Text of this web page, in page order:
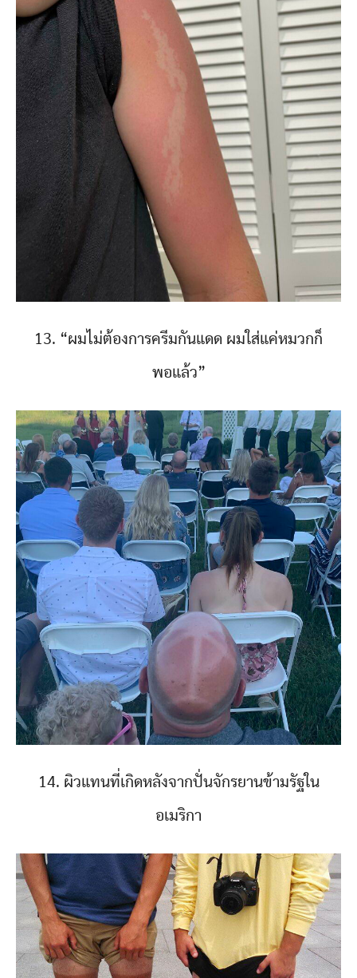
13. “ผมไม่ต้องการครีมกันแดด ผมใส่แค่หมวกก็
พอแล้ว”
14. ผิวแทนที่เกิดหลังจากปั่นจักรยานข้ามรัฐใน
อเมริกา